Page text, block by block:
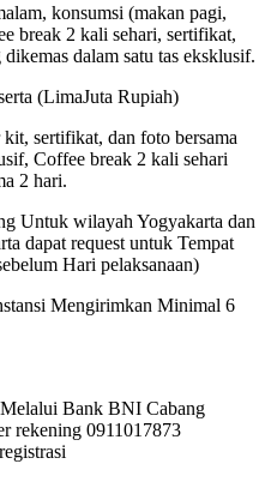
konsumsi (makan pagi,
break 2 kali sehari, sertifikat,
dalam satu tas eksklusif.
(LimaJuta Rupiah)
sertifikat, dan foto bersama
Coffee break 2 kali sehari
2 hari.
Untuk wilayah Yogyakarta dan
dapat request untuk Tempat
Hari pelaksanaan)
Mengirimkan Minimal 6
Bank BNI Cabang
rekening 0911017873